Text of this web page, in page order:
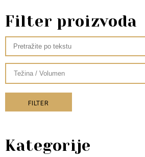
Filter proizvoda
FILTER
Kategorije